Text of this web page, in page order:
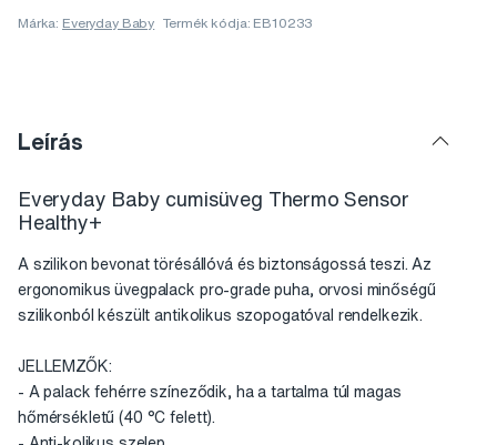
Márka: Everyday Baby Termék kódja: EB10233
Leírás
Everyday Baby cumisüveg Thermo Sensor
Healthy+
A szilikon bevonat törésállóvá és biztonságossá teszi. Az
ergonomikus üvegpalack pro-grade puha, orvosi minőségű
szilikonból készült antikolikus szopogatóval rendelkezik.
JELLEMZŐK:
- A palack fehérre színeződik, ha a tartalma túl magas
hőmérsékletű (40 °C felett).